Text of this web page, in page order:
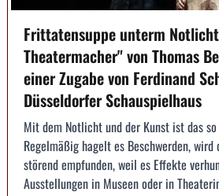
Frittatensuppe unterm
Theatermacher" von Thomas
einer Zugabe von Ferdinand
Düsseldorfer Schauspielhaus
Mit dem Notlicht und der Kunst ist das
Regelmäßig hagelt es Beschwerden,
störend empfunden, weil es Effekte
Ausstellungen in Museen oder in